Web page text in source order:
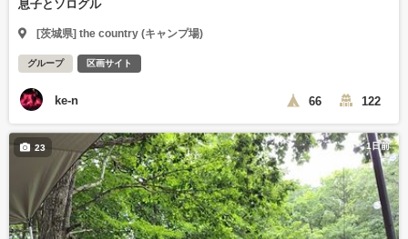
息子とソログル
[茨城県] the country (キャンプ場)
グループ 区画サイト
ke-n 66 122
1日前
23